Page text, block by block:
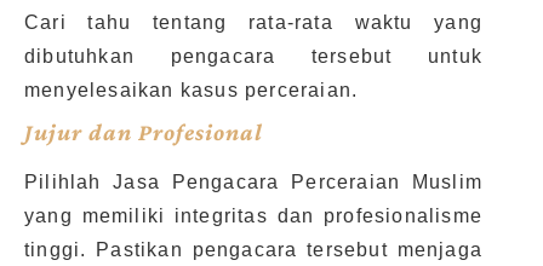
Cari tahu tentang rata-rata waktu yang
dibutuhkan pengacara tersebut untuk
menyelesaikan kasus perceraian.
Jujur dan Profesional
Pilihlah Jasa Pengacara Perceraian Muslim
yang memiliki integritas dan profesionalisme
tinggi. Pastikan pengacara tersebut menjaga